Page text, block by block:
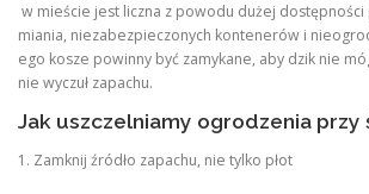
w mieście jest liczna z powodu dużej
miania, niezabezpieczonych kontenerów i
ego kosze powinny być zamykane, aby dzik nie
nie wyczuł zapachu.
Jak uszczelniamy ogrodzenia przy
1. Zamknij źródło zapachu, nie tylko płot